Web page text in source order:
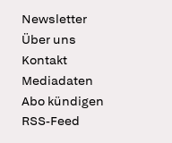
Newsletter
Über uns
Kontakt
Mediadaten
Abo kündigen
RSS-Feed